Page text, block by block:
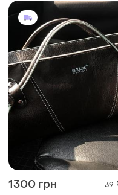
1300 грн 39